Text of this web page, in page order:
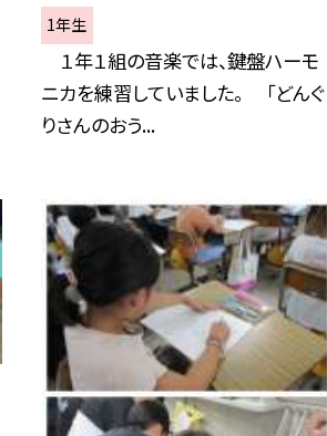
1年生
１年１組の音楽では、鍵盤ハーモ
ニカを練習していました。 「どんぐ
りさんのおう...